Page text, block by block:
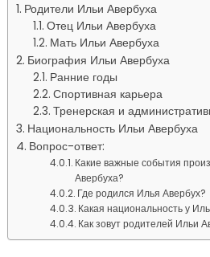
Родители Ильи Авербуха
Отец Ильи Авербуха
Мать Ильи Авербуха
Биография Ильи Авербуха
Ранние годы
Спортивная карьера
Тренерская и
Национальность Ильи Авербуха
Вопрос-ответ:
Какие важные события
Авербуха?
Где родился Илья Авербух?
Какая национальность у
Как зовут родителей Ильи